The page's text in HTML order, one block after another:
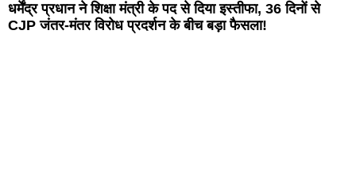
धर्मेंद्र प्रधान ने शिक्षा मंत्री के पद से दिया इस्तीफा, 36 दिनों से
CJP जंतर-मंतर विरोध प्रदर्शन के बीच बड़ा फैसला!